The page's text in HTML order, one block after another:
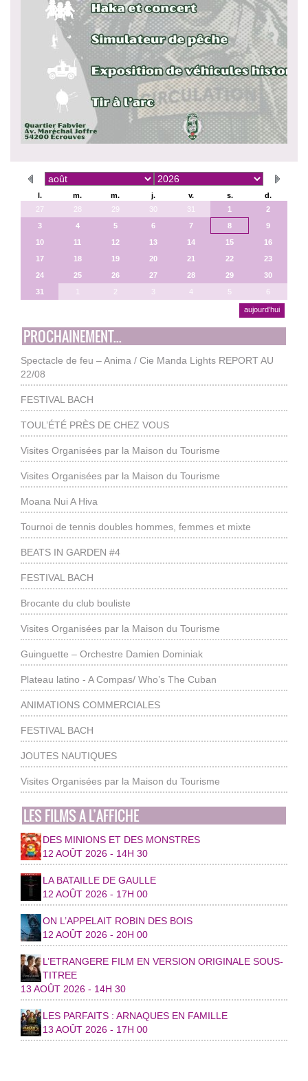
l. m. m. j. v. s.
d.
27
28 29 30 31 1
2
3
4 5 6 7 8
9
10
11 12 13 14 15
16
17
18 19 20 21 22
23
24
25 26 27 28 29
30
31
1 2 3 4 5 6
aujourd’hui
PROCHAINEMENT...
Spectacle de feu – Anima / Cie Manda Lights REPORT AU
22/08
FESTIVAL BACH
TOUL’ÉTÉ PRÈS DE CHEZ VOUS
Visites Organisées par la Maison du Tourisme
Visites Organisées par la Maison du Tourisme
Moana Nui A Hiva
Tournoi de tennis doubles hommes, femmes et mixte
BEATS IN GARDEN #4
FESTIVAL BACH
Brocante du club bouliste
Visites Organisées par la Maison du Tourisme
Guinguette – Orchestre Damien Dominiak
Plateau latino - A Compas/ Who’s The Cuban
ANIMATIONS COMMERCIALES
FESTIVAL BACH
JOUTES NAUTIQUES
Visites Organisées par la Maison du Tourisme
LES FILMS A L’AFFICHE
DES MINIONS ET DES MONSTRES
12 AOÛT 2026 - 14H 30
LA BATAILLE DE GAULLE
12 AOÛT 2026 - 17H 00
ON L’APPELAIT ROBIN DES BOIS
12 AOÛT 2026 - 20H 00
L’ETRANGERE FILM EN VERSION ORIGINALE SOUS-
TITREE
13 AOÛT 2026 - 14H 30
LES PARFAITS : ARNAQUES EN FAMILLE
13 AOÛT 2026 - 17H 00